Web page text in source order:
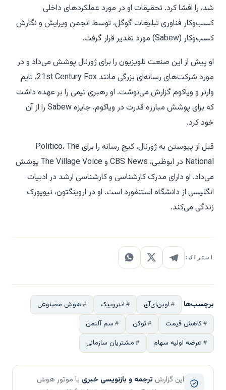
شد، را افشا کرد. تحقیقات او در مورد عملکردهای داخلی
کسب‌وکار فناوری تبلیغات گوگل، توسط انجمن ویرایش و نگارش
کسب‌وکار (Sabew) مورد تقدیر قرار گرفت.
او پیش از این صنعت تلویزیون را برای ژورنال پوشش می‌داد و در
مورد شرکت‌های رسانه‌ای بزرگی مانند 21st Century Fox، تایم
وارنر و ویاکوم گزارش می‌نوشت. او رهبری تیمی را بر عهده داشت
که برای پوشش مبارزه قدرت در ویاکوم، جایزه Sabew را از آن
خود کرد.
قبل از پیوستن به ژورنال، کیچ رسانه را برای Politico، The
National در ابوظبی، CBS News و The Village Voice پوشش
می‌داد. او دارای مدرک کارشناسی و کارشناسی ارشد در ادبیات
انگلیسی از دانشگاه استنفورد است. او در اروینگتون، نیویورک
زندگی می‌کند.
اشتراک:
برچسب‌ها اوپن‌ای‌آی انتروپیک
هوش مصنوعی
کاهش قیمت
توکن
سم آلتمن
عرضه اولیه سهام
مشتریان سازمانی
این گزارش ترجمه و بازنویسی خبری با موتور هوش